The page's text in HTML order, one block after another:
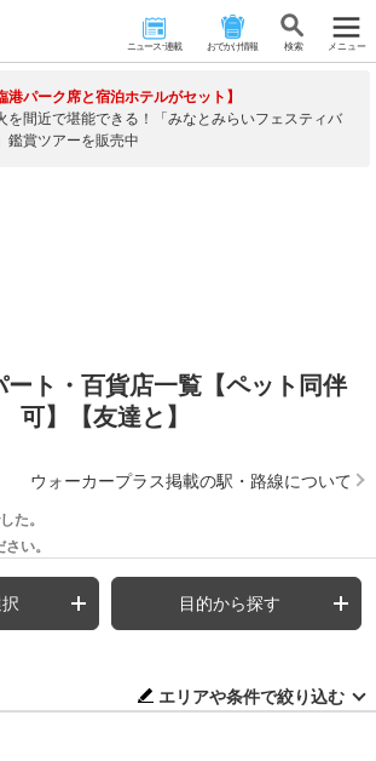
ニュース･連載 おでかけ情報 検 索 メニュー
港パーク席と宿泊ホテルがセット】
を間近で堪能できる！「みなとみらいフェスティバ
鑑賞ツアーを販売中
ート・百貨店一覧【ペット同伴
可】【友達と】
ウォーカープラス掲載の駅・路線について
た。
い。
目的から探す
エリアや条件で絞り込む